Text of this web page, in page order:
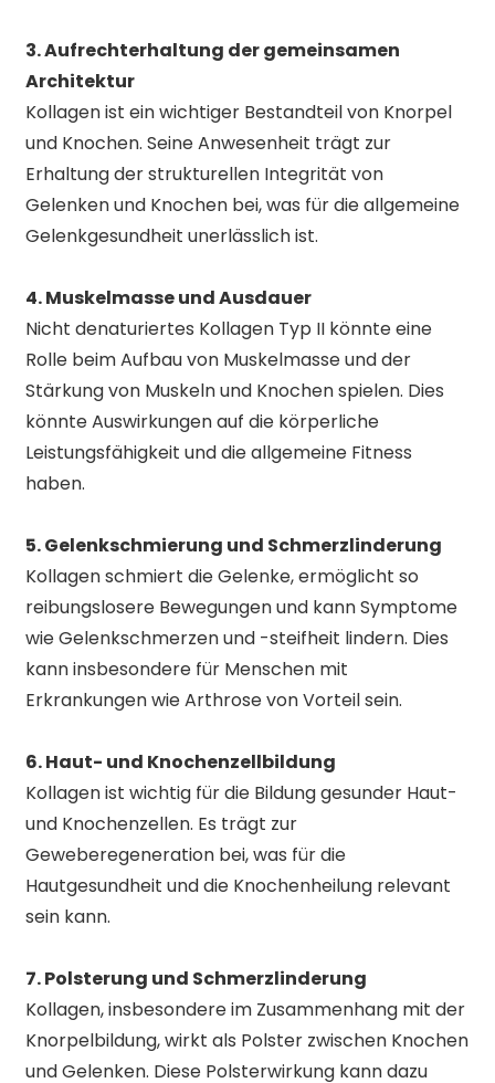
3. Aufrechterhaltung der gemeinsamen
Architektur
Kollagen ist ein wichtiger Bestandteil von Knorpel
und Knochen. Seine Anwesenheit trägt zur
Erhaltung der strukturellen Integrität von
Gelenken und Knochen bei, was für die allgemeine
Gelenkgesundheit unerlässlich ist.
4. Muskelmasse und Ausdauer
Nicht denaturiertes Kollagen Typ II könnte eine
Rolle beim Aufbau von Muskelmasse und der
Stärkung von Muskeln und Knochen spielen. Dies
könnte Auswirkungen auf die körperliche
Leistungsfähigkeit und die allgemeine Fitness
haben.
5. Gelenkschmierung und Schmerzlinderung
Kollagen schmiert die Gelenke, ermöglicht so
reibungslosere Bewegungen und kann Symptome
wie Gelenkschmerzen und -steifheit lindern. Dies
kann insbesondere für Menschen mit
Erkrankungen wie Arthrose von Vorteil sein.
6. Haut- und Knochenzellbildung
Kollagen ist wichtig für die Bildung gesunder Haut-
und Knochenzellen. Es trägt zur
Geweberegeneration bei, was für die
Hautgesundheit und die Knochenheilung relevant
sein kann.
7. Polsterung und Schmerzlinderung
Kollagen, insbesondere im Zusammenhang mit der
Knorpelbildung, wirkt als Polster zwischen Knochen
und Gelenken. Diese Polsterwirkung kann dazu